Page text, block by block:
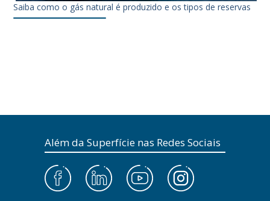
Saiba como o gás natural é produzido e os tipos de reservas
Além da Superfície nas Redes Sociais